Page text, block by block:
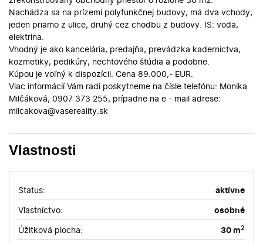
Nachádza sa na prízemí polyfunkčnej budovy, má dva vchody,
jeden priamo z ulice, druhý cez chodbu z budovy. IS: voda,
elektrina.
Vhodný je ako kancelária, predajňa, prevádzka kaderníctva,
kozmetiky, pedikúry, nechtového štúdia a podobne.
Kúpou je voľný k dispozícii. Cena 89.000,- EUR.
Viac informácií Vám radi poskytneme na čísle telefónu: Monika
Milčáková, 0907 373 255, prípadne na e - mail adrese:
milcakova@vasereality.sk
Vlastnosti
Status:
aktívne
Vlastníctvo:
osobné
Úžitková plocha:
30 m2